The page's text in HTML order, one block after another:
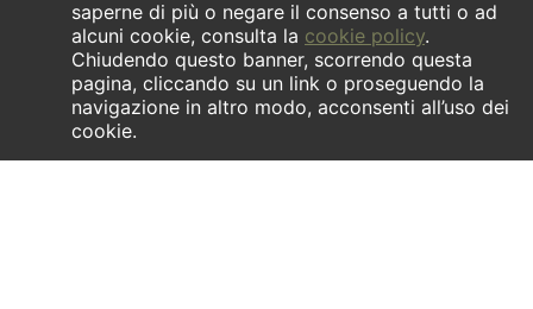
saperne di più o negare il consenso a tutti o ad
alcuni cookie, consulta la cookie policy.
Chiudendo questo banner, scorrendo questa
pagina, cliccando su un link o proseguendo la
navigazione in altro modo, acconsenti all’uso dei
cookie.
Facebook
Instagram